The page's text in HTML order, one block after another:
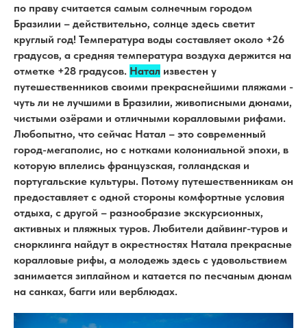
по праву считается самым солнечным городом
Бразилии – действительно, солнце здесь светит
круглый год! Температура воды составляет около +26
градусов, а средняя температура воздуха держится на
отметке +28 градусов. Натал известен у
путешественников своими прекраснейшими пляжами -
чуть ли не лучшими в Бразилии, живописными дюнами,
чистыми озёрами и отличными коралловыми рифами.
Любопытно, что сейчас Натал – это современный
город-мегаполис, но с нотками колониальной эпохи, в
которую вплелись французская, голландская и
португальские культуры. Потому путешественникам он
предоставляет с одной стороны комфортные условия
отдыха, с другой – разнообразие экскурсионных,
активных и пляжных туров. Любители дайвинг-туров и
снорклинга найдут в окрестностях Натала прекрасные
коралловые рифы, а молодежь здесь с удовольствием
занимается зиплайном и катается по песчаным дюнам
на санках, багги или верблюдах.